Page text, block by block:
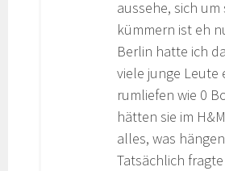
aussehe, sich um
kümmern ist eh
Berlin hatte ich
viele junge Leute
rumliefen wie 0
hätten sie im
alles, was
Tatsächlich